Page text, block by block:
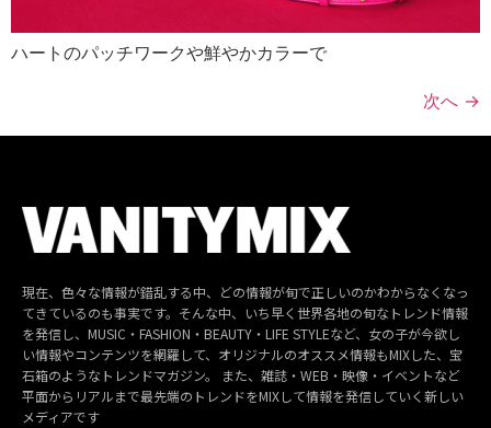
ハートのパッチワークや鮮やかカラーで
次へ →
現在、色々な情報が錯乱する中、どの情報が旬で正しいのかわからなくなっ
てきているのも事実です。そんな中、いち早く世界各地の旬なトレンド情報
を発信し、MUSIC・FASHION・BEAUTY・LIFE STYLEなど、女の子が今欲し
い情報やコンテンツを網羅して、オリジナルのオススメ情報もMIXした、宝
石箱のようなトレンドマガジン。 また、雑誌・WEB・映像・イベントなど
平面からリアルまで最先端のトレンドをMIXして情報を発信していく新しい
メディアです